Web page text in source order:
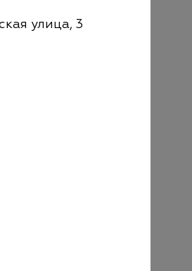
улица, 3